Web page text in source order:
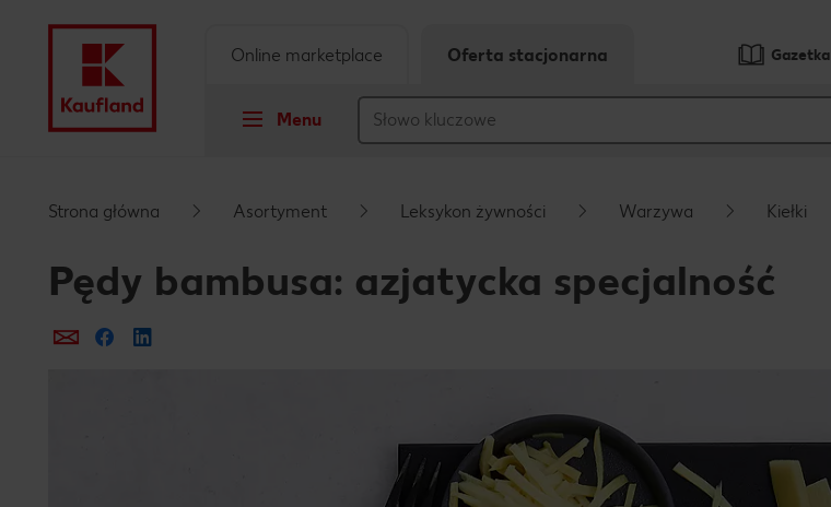
Stopka
Gazetka
Menu
Online marketplace Oferta stacjonarna
Strona główna Asortyment Leksykon żywności Warzywa Kiełki
Pędy bambusa: azjatycka specjalność
Prześlij e-mailem
Udostępnij na Facebooku